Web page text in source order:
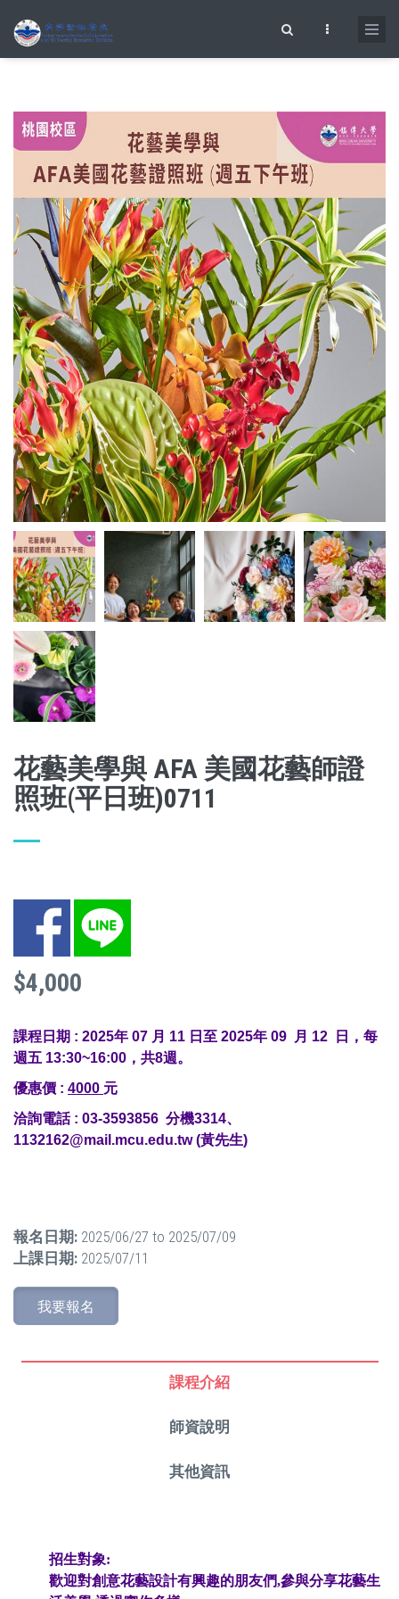
花藝美學與 AFA 美國花藝師證
照班(平日班)0711
Facebook LINE
$4,000
課程日期 : 2025年 07 月 11 日至 2025年 09 月 12 日，每
週五 13:30~16:00，共8週。
優惠價 : 4000 元
洽詢電話 : 03-3593856 分機3314、
1132162@mail.mcu.edu.tw (黃先生)
報名日期: 2025/06/27 to 2025/07/09
上課日期: 2025/07/11
我要報名
課程介紹
師資說明
其他資訊
招生對象:
歡迎對創意花藝設計有興趣的朋友們,參與分享花藝生